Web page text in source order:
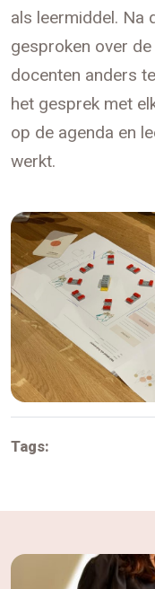
als leermiddel. Na
gesproken over
docenten anders
het gesprek met
op de agenda en
werkt.
Tags: